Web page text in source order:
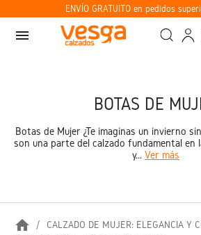
ENVÍO GRATUITO en pedidos
menu
BOTAS DE
Botas de Mujer ¿Te imaginas un invierno
son una parte del calzado fundamental en
y... Ver más
home
CALZADO DE MUJER: ELEGANCIA Y